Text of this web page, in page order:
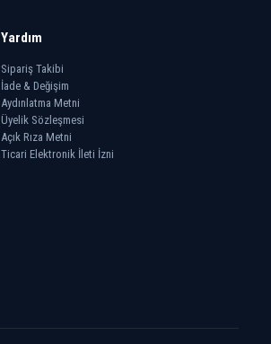
Yardım
Sipariş Takibi
İade & Değişim
Aydınlatma Metni
Üyelik Sözleşmesi
Açık Rıza Metni
Ticari Elektronik İleti İzni